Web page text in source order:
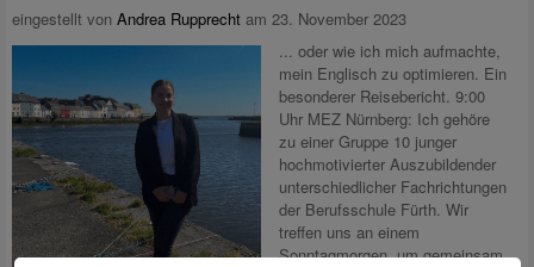
eingestellt von Andrea Rupprecht am 23. November 2023
... oder wie ich mich aufmachte,
mein Englisch zu optimieren. Ein
besonderer Reisebericht. 9:00
Uhr MEZ Nürnberg: Ich gehöre
zu einer Gruppe 10 junger
hochmotivierter Auszubildender
unterschiedlicher Fachrichtungen
der Berufsschule Fürth. Wir
treffen uns an einem
Sonntagmorgen, um gemeinsam